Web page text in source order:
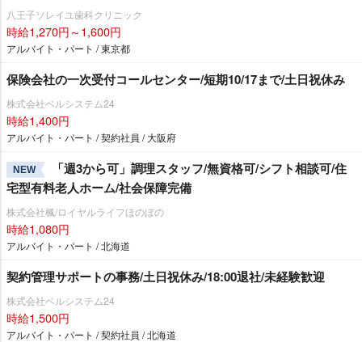
八王子ソレイユ歯科クリニック
時給1,270円～1,600円
アルバイト・パート / 東京都
保険会社の一次受付コールセンター/短期10/17まで/土日祝休み
株式会社ベルシステム24
時給1,400円
アルバイト・パート / 契約社員 / 大阪府
NEW
「週3から可」調理スタッフ/無資格可/シフト相談可/住
宅型有料老人ホーム/社会保障完備
株式会社楓/ロイヤルライフほのぼの
時給1,080円
アルバイト・パート / 北海道
契約管理サポートの事務/土日祝休み/18:00退社/未経験歓迎
株式会社ベルシステム24
時給1,500円
アルバイト・パート / 契約社員 / 北海道